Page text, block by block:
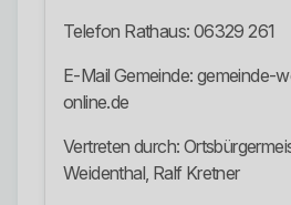
Telefon Rathaus: 06329 261
E-Mail Gemeinde: gemeinde-
online.de
Vertreten durch:
Weidenthal, Ralf Kretner